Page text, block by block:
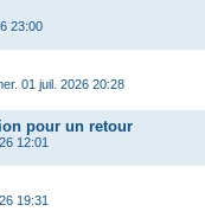
23:00
01 juil. 2026 20:28
pour un retour
12:01
19:31